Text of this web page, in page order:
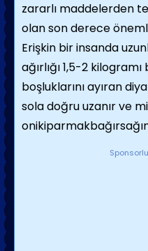
zararlı maddelerden
olan son derece
Erişkin bir insanda
ağırlığı 1,5-2
boşluklarını ayıran
sola doğru uzanır ve